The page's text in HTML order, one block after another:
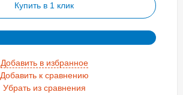
Купить в 1 клик
Добавить в избранное
Добавить к сравнению
Убрать из сравнения